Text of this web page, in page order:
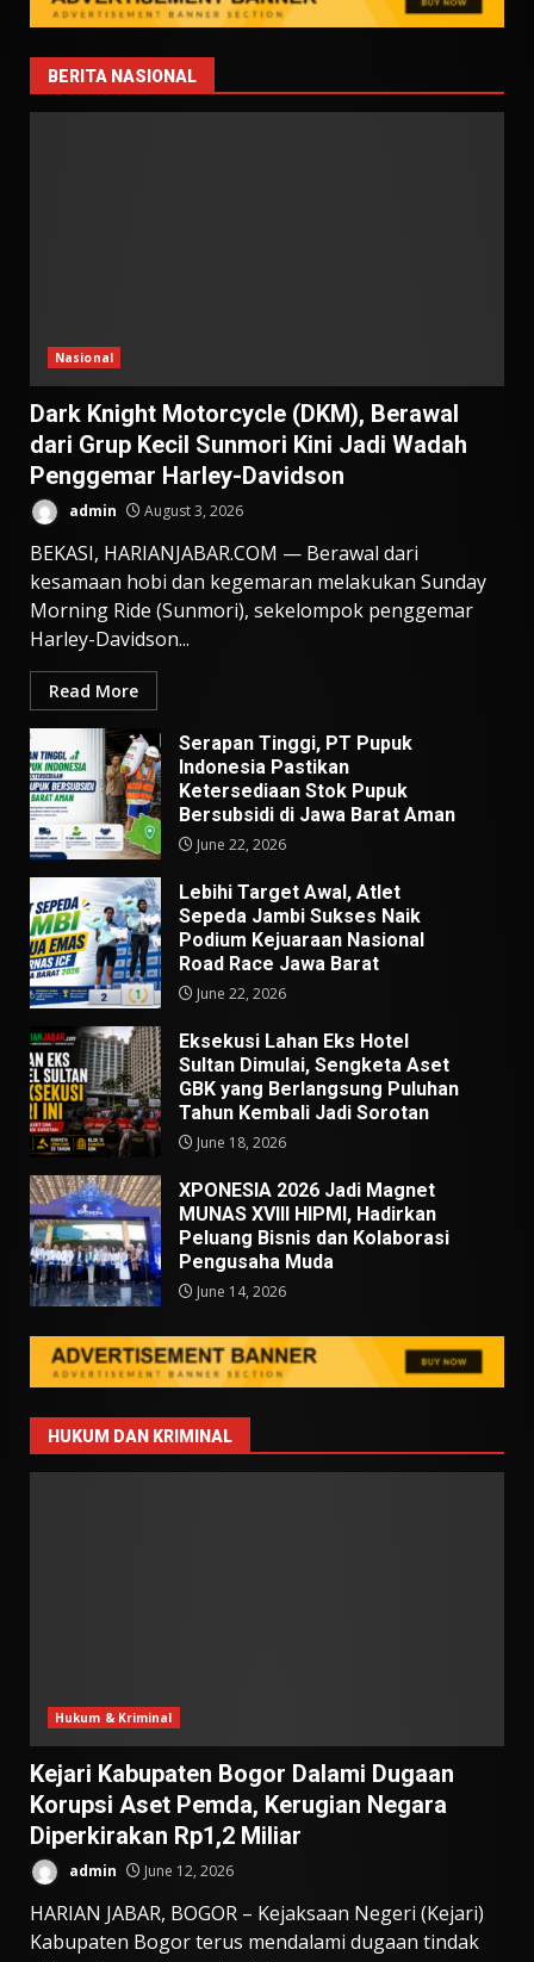
BERITA NASIONAL
Nasional
Dark Knight Motorcycle (DKM), Berawal
dari Grup Kecil Sunmori Kini Jadi Wadah
Penggemar Harley-Davidson
admin August 3, 2026
BEKASI, HARIANJABAR.COM — Berawal dari
kesamaan hobi dan kegemaran melakukan Sunday
Morning Ride (Sunmori), sekelompok penggemar
Harley-Davidson...
Read More
Serapan Tinggi, PT Pupuk
Indonesia Pastikan
Ketersediaan Stok Pupuk
Bersubsidi di Jawa Barat Aman
June 22, 2026
Lebihi Target Awal, Atlet
Sepeda Jambi Sukses Naik
Podium Kejuaraan Nasional
Road Race Jawa Barat
June 22, 2026
Eksekusi Lahan Eks Hotel
Sultan Dimulai, Sengketa Aset
GBK yang Berlangsung Puluhan
Tahun Kembali Jadi Sorotan
June 18, 2026
XPONESIA 2026 Jadi Magnet
MUNAS XVIII HIPMI, Hadirkan
Peluang Bisnis dan Kolaborasi
Pengusaha Muda
June 14, 2026
HUKUM DAN KRIMINAL
Hukum & Kriminal
Kejari Kabupaten Bogor Dalami Dugaan
Korupsi Aset Pemda, Kerugian Negara
Diperkirakan Rp1,2 Miliar
admin June 12, 2026
HARIAN JABAR, BOGOR – Kejaksaan Negeri (Kejari)
Kabupaten Bogor terus mendalami dugaan tindak